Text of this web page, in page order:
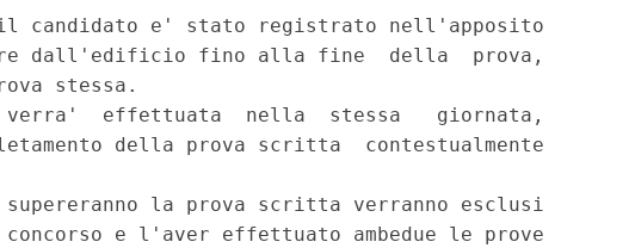
candidato e' stato registrato nell'apposito
dall'edificio fino alla fine  della  prova,
stessa.
effettuata  nella  stessa   giornata,
della prova scritta  contestualmente
la prova scritta verranno esclusi
e l'aver effettuato ambedue le prove